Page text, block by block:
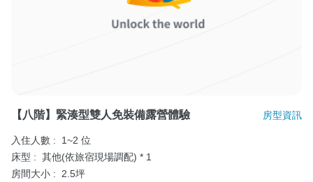
【八階】緊湊型雙人免裝備露營體驗 房型資訊
入住人數 :
1~2 位
床型 : 其他(依旅宿現場調配) * 1
房間大小 :
2.5坪